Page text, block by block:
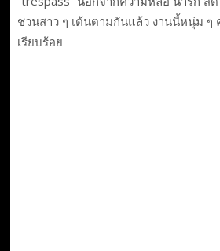
ชวนสาว ๆ เต้นตามกันแล้ว งานนี้หนุ่ม ๆ
เรียบร้อย